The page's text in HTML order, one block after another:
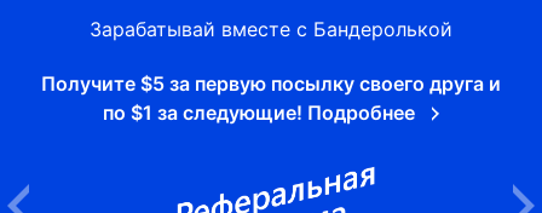
Зарабатывай вместе с Бандеролькой
Получите $5 за первую посылку своего друга и
по $1 за следующие! Подробнее